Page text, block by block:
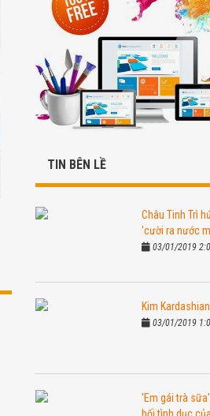
TIN BÊN LỀ
Châu Tinh Trì
'cười ra nước
03/01/2019
Kim
03/01/2019
'Em gái trà